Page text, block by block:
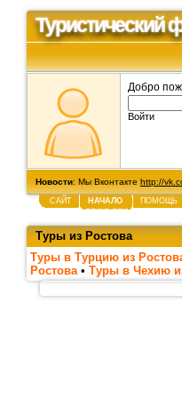
Туристический
Добро
Войти
Новости: Мы Вконтакте http://
САЙТ НАЧАЛО ПОМОЩЬ
Туры из Ростова
Туры в Турцию из
Ростова • Туры в Чехию